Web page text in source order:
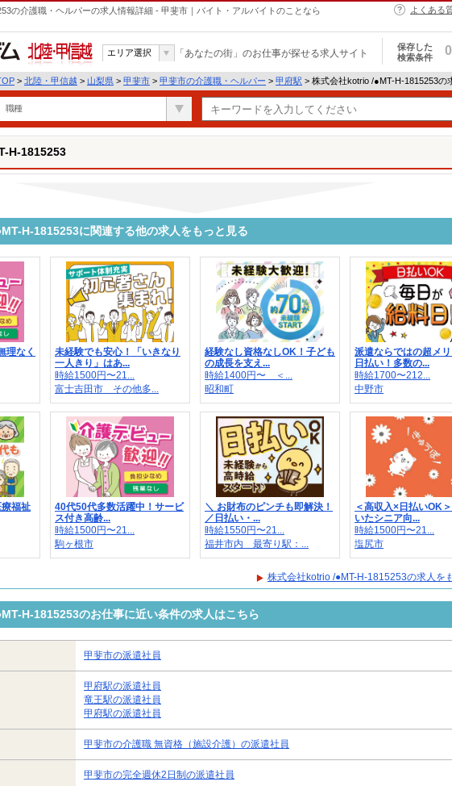
の介護職・ヘルパーの求人情報詳細 - 甲斐市｜バイト・アルバイトのことなら
よくある
北陸・甲信越
エリア選択 「あなたの街」のお仕事が探せる求人サイト
保存した
検索条件
0
> 北陸・甲信越 > 山梨県 > 甲斐市 > 甲斐市の介護職・ヘルパー > 甲府駅 > 株式会社kotrio /●MT-H-1815253の
職種
H-1815253
H-1815253に関連する他の求人をもっと見る
理なく
未経験でも安心！「いきなり
一人きり」はあ...
時給1500円〜21...
富士吉田市 その他多...
経験なし資格なしOK！子ども
の成長を支え...
時給1400円〜 ＜...
昭和町
派遣ならではの超メ
日払い！多数の...
時給1700〜212...
中野市
福祉
40代50代多数活躍中！サービ
ス付き高齢...
時給1500円〜21...
駒ヶ根市
＼ お財布のピンチも即解決！
／日払い・...
時給1550円〜21...
福井市内 最寄り駅：...
＜高収入×日払いOK
いたシニア向...
時給1500円〜21...
塩尻市
株式会社kotrio /●MT-H-1815253の求人を
H-1815253のお仕事に近い条件の求人はこちら
甲斐市の派遣社員
甲府駅の派遣社員
竜王駅の派遣社員
甲府駅の派遣社員
甲斐市の介護職 無資格（施設介護）の派遣社員
甲斐市の完全週休2日制の派遣社員